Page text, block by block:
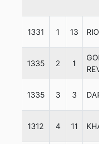
1331 1 13
1335 2 1
1335 3 3
1312 4 11